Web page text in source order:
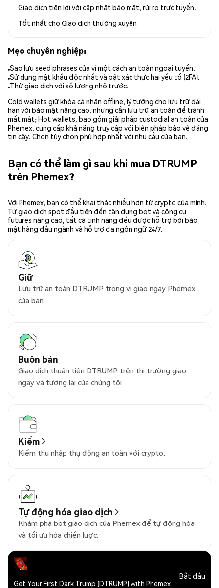
Giao dịch tiện lợi với cập nhật bảo mật, rủi ro trực tuyến.
Tốt nhất cho Giao dịch thường xuyên
Mẹo chuyên nghiệp:
Sao lưu seed phrases của ví một cách an toàn ngoại tuyến.
Sử dụng mật khẩu độc nhất và bật xác thực hai yếu tố (2FA).
Thử giao dịch với số lượng nhỏ trước.
Cold wallets giữ khóa cá nhân offline, lý tưởng cho lưu trữ dài
hạn với bảo mật nâng cao, nhưng cần lưu trữ an toàn để tránh
mất mát; Hot wallets, bao gồm giải pháp custodial an toàn của
Phemex, cung cấp khả năng truy cập với biện pháp bảo vệ đáng
tin cậy. Chọn tùy chọn phù hợp nhất với nhu cầu của bạn.
Bạn có thể làm gì sau khi mua DTRUMP
trên Phemex?
Với Phemex, bạn có thể khai thác nhiều hơn từ crypto của mình.
Từ giao dịch spot đầu tiên đến tận dụng bot và công cụ
futures nâng cao, tất cả tính năng đều được hỗ trợ bởi bảo
mật hàng đầu ngành và hỗ trợ đa ngôn ngữ 24/7.
Giữ
Lưu trữ an toàn DTRUMP trong ví giao ngay Phemex
của bạn
Buôn bán
Giao dịch thuận tiện DTRUMP trên thị trường giao
ngay và tương lai của chúng tôi
Kiếm
Kiếm thu nhập thụ động an toàn với crypto.
Tự động hóa giao dịch
Khám phá bot giao dịch của Phemex để tự động hóa
và tối ưu hóa chiến lược.
Get Your First Dark Trump (DTRUMP) with Phemex
Bắt đầu